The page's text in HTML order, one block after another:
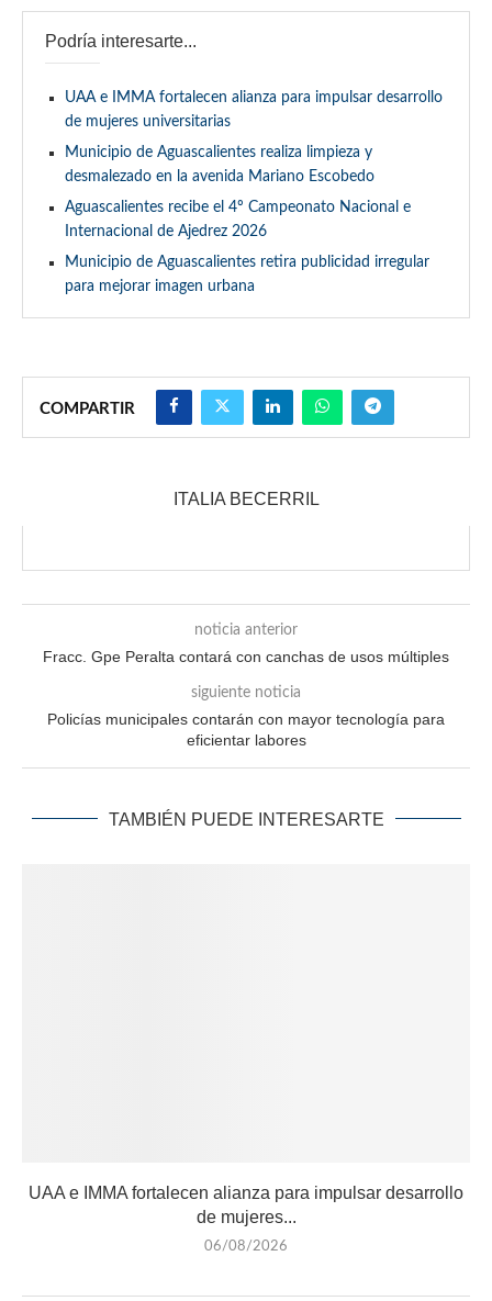
Podría interesarte...
UAA e IMMA fortalecen alianza para impulsar desarrollo
de mujeres universitarias
Municipio de Aguascalientes realiza limpieza y
desmalezado en la avenida Mariano Escobedo
Aguascalientes recibe el 4º Campeonato Nacional e
Internacional de Ajedrez 2026
Municipio de Aguascalientes retira publicidad irregular
para mejorar imagen urbana
COMPARTIR
ITALIA BECERRIL
noticia anterior
Fracc. Gpe Peralta contará con canchas de usos múltiples
siguiente noticia
Policías municipales contarán con mayor tecnología para
eficientar labores
TAMBIÉN PUEDE INTERESARTE
UAA e IMMA fortalecen alianza para impulsar desarrollo
de mujeres...
06/08/2026